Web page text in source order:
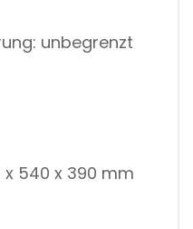
unbegrenzt
540 x 390 mm